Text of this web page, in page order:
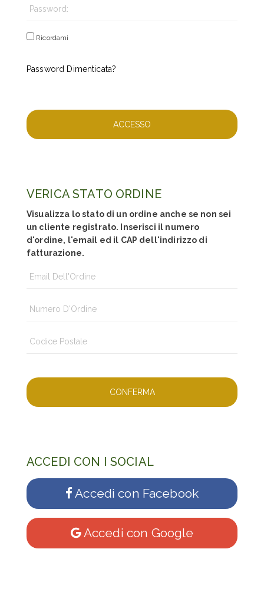
Ricordami
Password Dimenticata?
VERICA STATO ORDINE
Visualizza lo stato di un ordine anche se non sei
un cliente registrato. Inserisci il numero
d'ordine, l'email ed il CAP dell'indirizzo di
fatturazione.
ACCEDI CON I SOCIAL
Accedi con Facebook
Accedi con Google